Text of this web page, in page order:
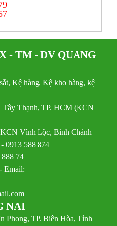
- TM - DV QUANG
Kệ hàng, Kệ kho hàng, kệ
Tây Thạnh, TP. HCM (KCN
Vĩnh Lộc, Bình Chánh
-0913 588 874
888 74
Email:
NAI
Phong, TP. Biên Hòa, Tỉnh